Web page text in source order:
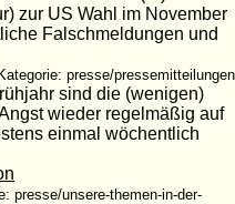
zur US Wahl im November
Falschmeldungen und
Kategorie: presse/pressemitteilungen
sind die (wenigen)
wieder regelmäßig auf
einmal wöchentlich
presse/unsere-themen-in-der-